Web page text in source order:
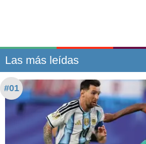
Las más leídas
#01